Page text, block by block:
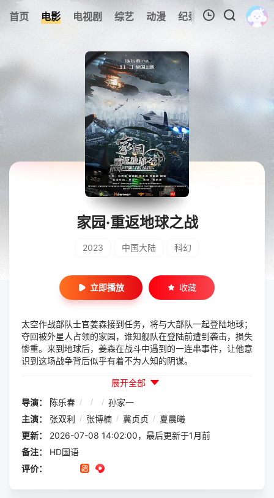
首页 电影 电视剧 综艺 动漫 纪录片 视频短片
暂无观看影片的记录
家园·重返地球之战
2023 中国大陆 科幻
立即播放 收藏
太空作战部队士官姜森接到任务，将与大部队一起登陆地球；
夺回被外星人占领的家园，谁知舰队在登陆前遭到袭击，损失
惨重。来到地球后，姜森在战斗中遇到的一连串事件，让他意
识到这场战争背后似乎有着不为人知的阴谋。
展开全部
导演：
陈乐春 / / / 孙家一
主演：
张双利 / 张博楠 / 冀贞贞 / 夏晨曦
更新：
2026-07-08 14:02:00，最后更新于1月前
备注：
HD国语
评价：